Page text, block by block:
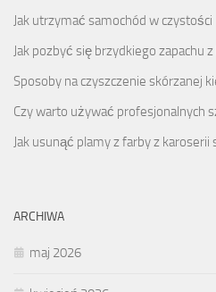
Jak utrzymać samochód w czystości
Jak pozbyć się brzydkiego zapachu
Sposoby na czyszczenie skórzanej
Czy warto używać profesjonalnych
Jak usunąć plamy z farby z karoserii
ARCHIWA
maj 2026